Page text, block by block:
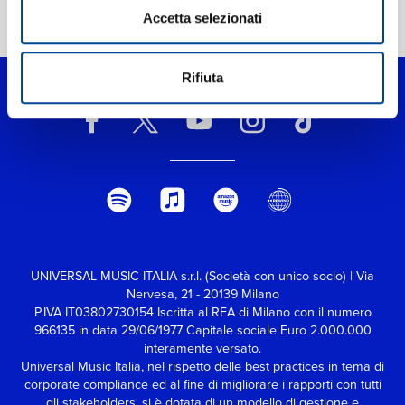
Accetta selezionati
Rifiuta
Home Pop > Moves Like Jagger
UNIVERSAL MUSIC ITALIA s.r.l. (Società con unico socio) | Via
Nervesa, 21 - 20139 Milano
P.IVA IT03802730154 Iscritta al REA di Milano con il numero
966135 in data 29/06/1977Capitale sociale Euro 2.000.000
interamente versato.
Universal Music Italia, nel rispetto delle best practices in tema di
corporate compliance ed al fine di migliorare i rapporti con tutti